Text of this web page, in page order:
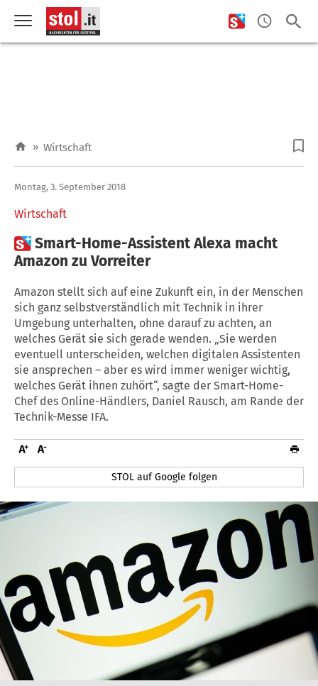
» Wirtschaft
Wirtschaft
Montag, 3. September 2018
Smart-Home-Assistent Alexa macht
Amazon zu Vorreiter
Amazon stellt sich auf eine Zukunft ein, in der Menschen
sich ganz selbstverständlich mit Technik in ihrer
Umgebung unterhalten, ohne darauf zu achten, an
welches Gerät sie sich gerade wenden. „Sie werden
eventuell unterscheiden, welchen digitalen Assistenten
sie ansprechen – aber es wird immer weniger wichtig,
welches Gerät ihnen zuhört“, sagte der Smart-Home-
Chef des Online-Händlers, Daniel Rausch, am Rande der
Technik-Messe IFA.
STOL auf Google folgen